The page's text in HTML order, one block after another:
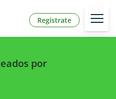
Regístrate
por